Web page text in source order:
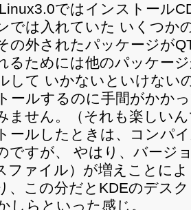
ではインストール
では入れていた いくつか
の外されたパッケージが
るためには他のパッケー
して いかないといけない
ールするのに手間がかか
ません。（それも楽しい
ールしたときは、コンパ
ですが、 やはり、バージ
ファイル）が増えことに
、この分だとKDEのデス
しらといった感じ。